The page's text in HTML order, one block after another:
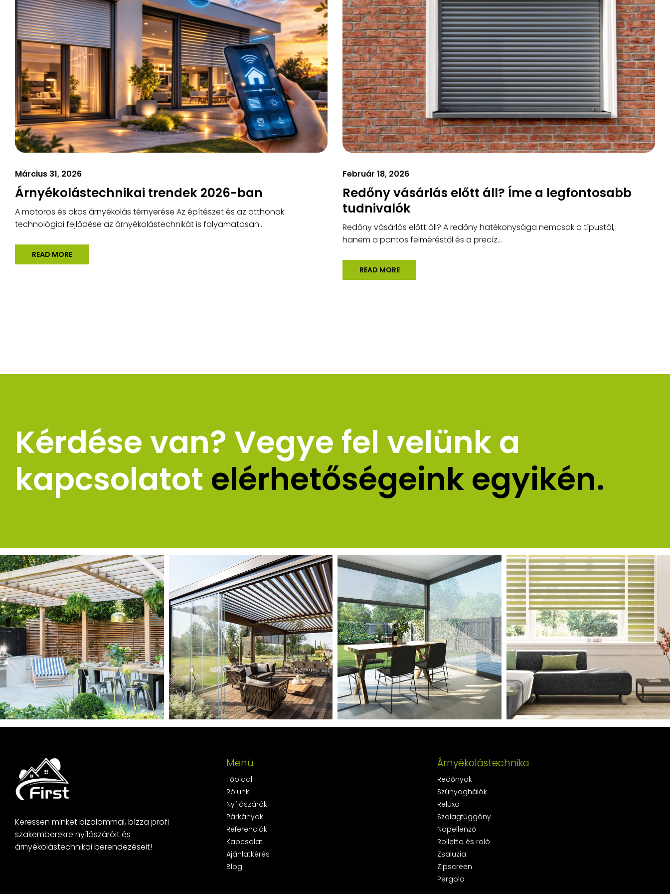
Március 31, 2026
Árnyékolástechnikai trendek 2026-ban
A motoros és okos árnyékolás térnyerése Az építészet és az otthonok
technológiai fejlődése az árnyékolástechnikát is folyamatosan...
READ MORE
Február 18, 2026
Redőny vásárlás előtt áll? Íme a legfontosabb
tudnivalók
Redőny vásárlás előtt áll? A redőny hatékonysága nemcsak a típustól,
hanem a pontos felméréstől és a precíz...
READ MORE
Kérdése van? Vegye fel velünk a
kapcsolatot elérhetőségeink egyikén.
Keressen minket bizalommal, bízza profi
szakemberekre nyílászáróit és
árnyékolástechnikai berendezéseit!
Menü
Főoldal
Rólunk
Nyílászárók
Párkányok
Referenciák
Kapcsolat
Ajánlatkérés
Blog
Árnyékolástechnika
Redőnyök
Szúnyoghálók
Reluxa
Szalagfüggöny
Napellenző
Rolletta és roló
Zsaluzia
Zipscreen
Pergola